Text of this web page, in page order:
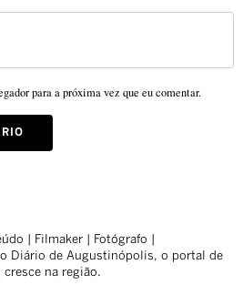
para a próxima vez que eu comentar.
| Filmaker | Fotógrafo |
Diário de Augustinópolis, o portal de
na região.